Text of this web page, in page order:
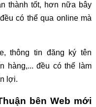
thành tốt, hơn nữa bây
có thể qua online mà
thông tin đăng ký tên
hàng,... đều có thể làm
lợi.
bên Web mới